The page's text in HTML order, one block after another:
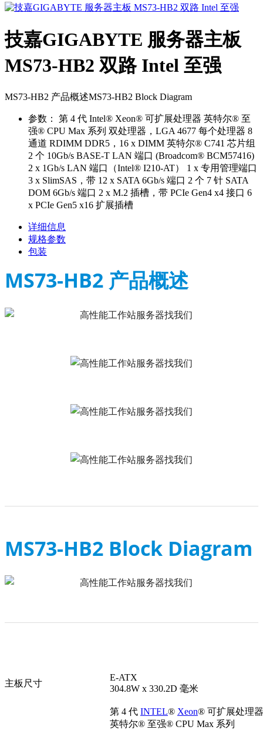
技嘉GIGABYTE 服务器主板
MS73-HB2 双路 Intel 至强
MS73-HB2 产品概述MS73-HB2 Block Diagram
参数：
第 4 代 Intel® Xeon® 可扩展处理器 英特尔® 至
强® CPU Max 系列 双处理器，LGA 4677 每个处理器 8
通道 RDIMM DDR5，16 x DIMM 英特尔® C741 芯片组
2 个 10Gb/s BASE-T LAN 端口 (Broadcom® BCM57416)
2 x 1Gb/s LAN 端口（Intel® I210-AT） 1 x 专用管理端口
3 x SlimSAS，带 12 x SATA 6Gb/s 端口 2 个 7 针 SATA
DOM 6Gb/s 端口 2 x M.2 插槽，带 PCIe Gen4 x4 接口 6
x PCIe Gen5 x16 扩展插槽
详细信息
规格参数
包装
MS73-HB2 产品概述
MS73-HB2 Block Diagram
主板尺寸
E-ATX
304.8W x 330.2D 毫米
第 4 代 INTEL® Xeon® 可扩展处理器
英特尔® 至强® CPU Max 系列